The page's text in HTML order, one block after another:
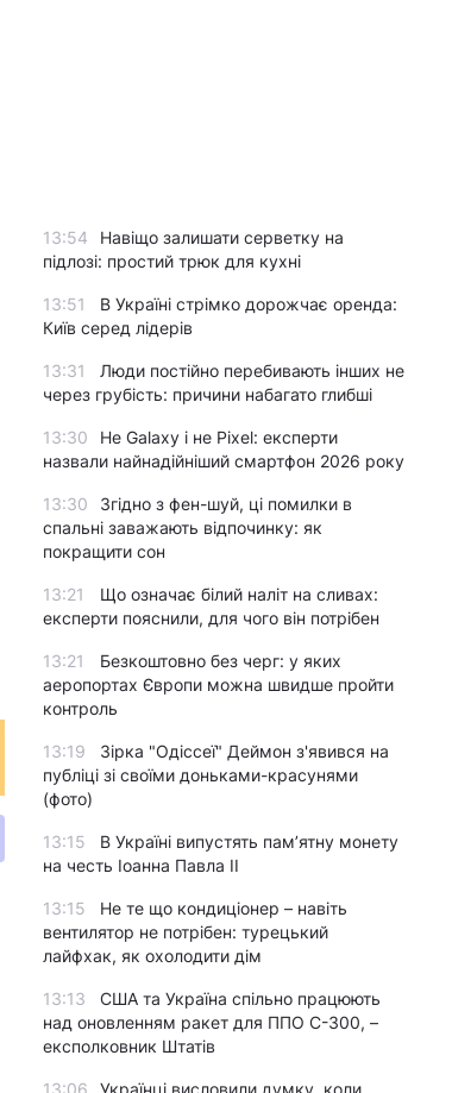
13:54
Навіщо залишати серветку на
підлозі: простий трюк для кухні
13:51
В Україні стрімко дорожчає оренда:
Київ серед лідерів
13:31
Люди постійно перебивають інших не
через грубість: причини набагато глибші
13:30
Не Galaxy і не Pixel: експерти
назвали найнадійніший смартфон 2026 року
13:30
Згідно з фен-шуй, ці помилки в
спальні заважають відпочинку: як
покращити сон
13:21
Що означає білий наліт на сливах:
експерти пояснили, для чого він потрібен
13:21
Безкоштовно без черг: у яких
аеропортах Європи можна швидше пройти
контроль
13:19
Зірка "Одіссеї" Деймон з'явився на
публіці зі своїми доньками-красунями
(фото)
13:15
В Україні випустять пам’ятну монету
на честь Іоанна Павла II
13:15
Не те що кондиціонер – навіть
вентилятор не потрібен: турецький
лайфхак, як охолодити дім
13:13
США та Україна спільно працюють
над оновленням ракет для ППО С-300, –
експолковник Штатів
13:06 Українці висловили думку, коли